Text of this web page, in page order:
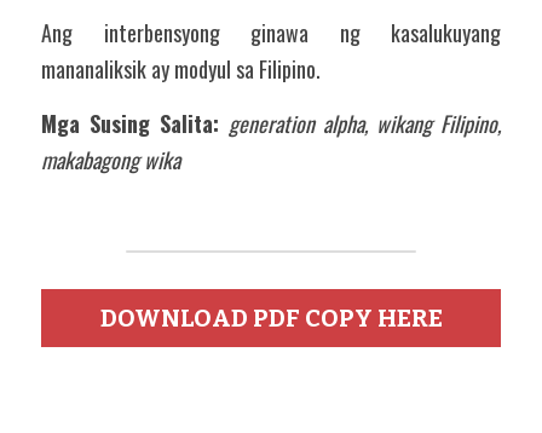
Ang interbensyong ginawa ng kasalukuyang
mananaliksik ay modyul sa Filipino.
Mga Susing Salita: generation alpha, wikang Filipino,
makabagong wika
DOWNLOAD PDF COPY HERE